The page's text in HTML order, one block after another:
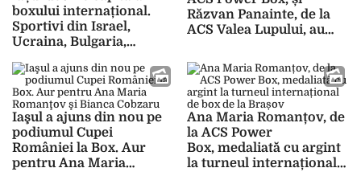
boxului internațional.
Sportivi din Israel,
Ucraina, Bulgaria,
Moldova participă la
Turneul Internațional
,,CENTURA MOLDOVEI”
– FOTO
Răzvan Panainte, de la
ACS Valea Lupului, au
României de cadeți la
box 2022
Iaşul a ajuns din nou pe
podiumul Cupei
României la Box. Aur
pentru Ana Maria
Ana Maria Romanțov, de
la ACS Power
Box, medaliată cu argint
la turneul internațional